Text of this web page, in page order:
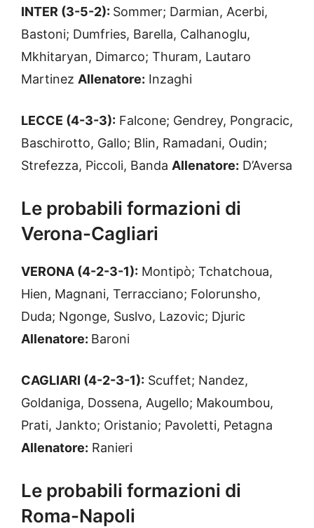
INTER (3-5-2): Sommer; Darmian, Acerbi,
Bastoni; Dumfries, Barella, Calhanoglu,
Mkhitaryan, Dimarco; Thuram, Lautaro
Martinez Allenatore: Inzaghi
LECCE (4-3-3): Falcone; Gendrey, Pongracic,
Baschirotto, Gallo; Blin, Ramadani, Oudin;
Strefezza, Piccoli, Banda Allenatore: D’Aversa
Le probabili formazioni di
Verona-Cagliari
VERONA (4-2-3-1): Montipò; Tchatchoua,
Hien, Magnani, Terracciano; Folorunsho,
Duda; Ngonge, Suslvo, Lazovic; Djuric
Allenatore: Baroni
CAGLIARI (4-2-3-1): Scuffet; Nandez,
Goldaniga, Dossena, Augello; Makoumbou,
Prati, Jankto; Oristanio; Pavoletti, Petagna
Allenatore: Ranieri
Le probabili formazioni di
Roma-Napoli